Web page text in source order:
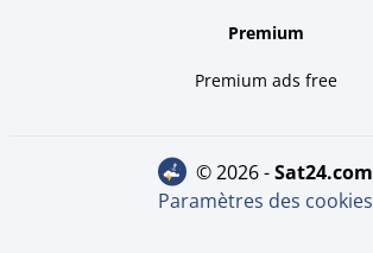
Premium
Premium ads free
© 2026 - sat24.com
Paramètres des cookies